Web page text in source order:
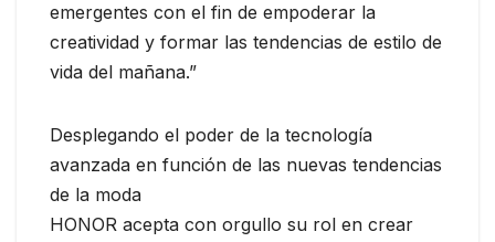
emergentes con el fin de empoderar la
creatividad y formar las tendencias de estilo de
vida del mañana.”
Desplegando el poder de la tecnología
avanzada en función de las nuevas tendencias
de la moda
HONOR acepta con orgullo su rol en crear